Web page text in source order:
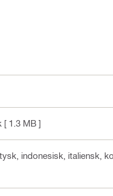
[ 1.3 MB ]
indonesisk, italiensk,